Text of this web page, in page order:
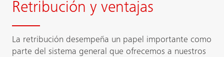
Retribución y ventajas
La retribución desempeña un papel importante como
parte del sistema general que ofrecemos a nuestros